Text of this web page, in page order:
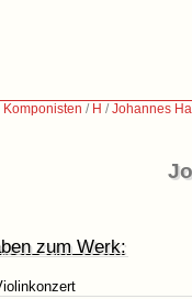
/ H /Johannes
zum Werk: